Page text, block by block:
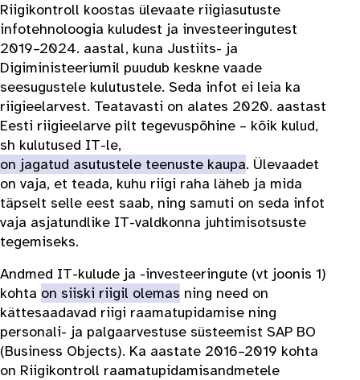
Riigikontroll koostas ülevaate riigiasutuste
infotehnoloogia kuludest ja investeeringutest
2019–2024. aastal, kuna Justiits- ja
Digiministeeriumil puudub keskne vaade
seesugustele kulutustele. Seda infot ei leia ka
riigieelarvest. Teatavasti on alates 2020. aastast
Eesti riigieelarve pilt tegevuspõhine – kõik kulud,
sh kulutused IT-le,
on jagatud asutustele teenuste kaupa. Ülevaadet
on vaja, et teada, kuhu riigi raha läheb ja mida
täpselt selle eest saab, ning samuti on seda infot
vaja asjatundlike IT-valdkonna juhtimisotsuste
tegemiseks.
Andmed IT-kulude ja -investeeringute (vt joonis 1)
kohta on siiski riigil olemas ning need on
kättesaadavad riigi raamatupidamise ning
personali- ja palgaarvestuse süsteemist SAP BO
(Business Objects). Ka aastate 2016–2019 kohta
on Riigikontroll raamatupidamisandmetele